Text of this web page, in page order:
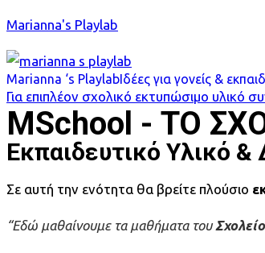
Skip
to
content
Marianna's Playlab
Marianna ‘s PlaylabΙδέες για γονείς &
Για επιπλέον σχολικό εκτυπώσιμο υλικό
MSchool - ΤΟ
Εκπαιδευτικό Υλικό
Σε αυτή την ενότητα θα βρείτε πλούσιο
“Εδώ μαθαίνουμε τα μαθήματα του